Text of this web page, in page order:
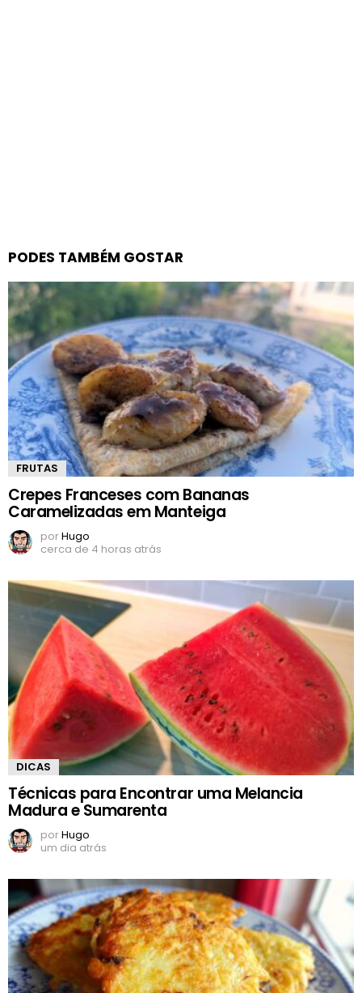
PODES TAMBÉM GOSTAR
FRUTAS
Crepes Franceses com Bananas
Caramelizadas em Manteiga
porHugo
cerca de 4 horas atrás
DICAS
Técnicas para Encontrar uma Melancia
Madura e Sumarenta
porHugo
um dia atrás